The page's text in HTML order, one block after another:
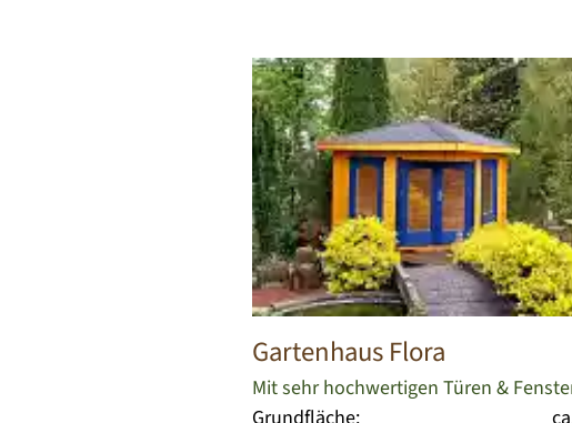
Gartenhaus Flora
Mit sehr hochwertigen Türen &